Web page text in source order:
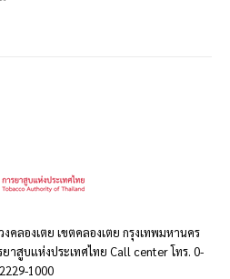
คลองเตย เขตคลองเตย กรุงเทพมหานคร
าสูบแห่งประเทศไทย Call center โทร. 0-
2229-1000